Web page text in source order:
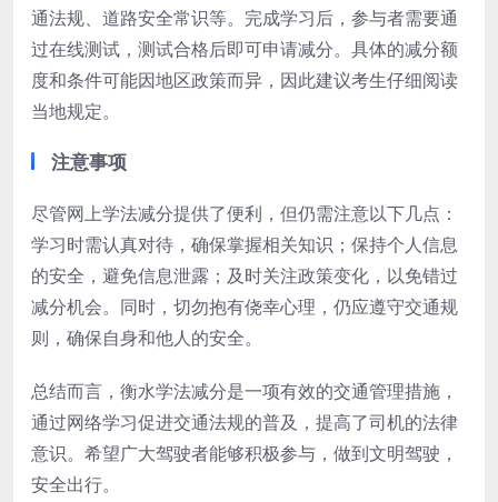
通法规、道路安全常识等。完成学习后，参与者需要通
过在线测试，测试合格后即可申请减分。具体的减分额
度和条件可能因地区政策而异，因此建议考生仔细阅读
当地规定。
注意事项
尽管网上学法减分提供了便利，但仍需注意以下几点：
学习时需认真对待，确保掌握相关知识；保持个人信息
的安全，避免信息泄露；及时关注政策变化，以免错过
减分机会。同时，切勿抱有侥幸心理，仍应遵守交通规
则，确保自身和他人的安全。
总结而言，衡水学法减分是一项有效的交通管理措施，
通过网络学习促进交通法规的普及，提高了司机的法律
意识。希望广大驾驶者能够积极参与，做到文明驾驶，
安全出行。